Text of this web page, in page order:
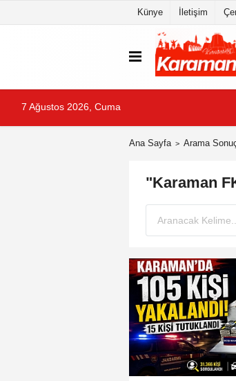
Künye İletişim
7 Ağustos 2026, Cuma
Ana Sayfa Arama
"Karaman